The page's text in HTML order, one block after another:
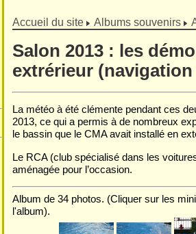
Accueil du site Albums souvenirs
Salon 2013 : les
extrérieur
La météo à été clémente pendant ces
2013, ce qui a permis à de nombreux
le bassin que le CMA avait installé en
Le RCA (club spécialisé dans les
aménagée pour l’occasion.
Album de 34 photos. (Cliquer sur les
l'album).